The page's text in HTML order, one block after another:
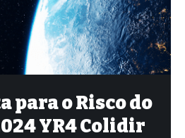
para o Risco do
YR4 Colidir